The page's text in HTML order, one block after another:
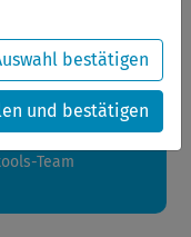
machen auch wir
werden ab dem
Team
bestätigen
und bestätigen